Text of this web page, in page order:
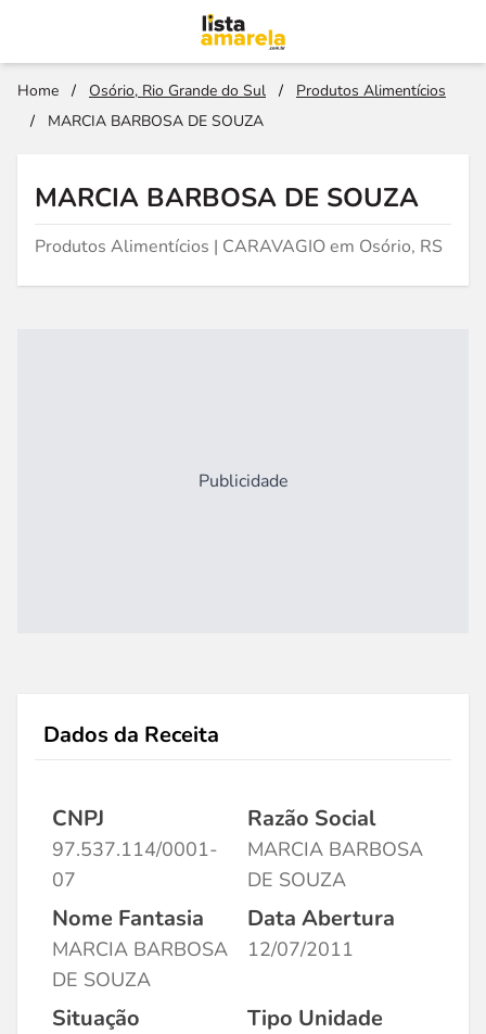
Home / Osório, Rio Grande do Sul /
Produtos Alimentícios
/
MARCIA BARBOSA DE SOUZA
MARCIA BARBOSA DE SOUZA
Produtos Alimentícios | CARAVAGIO em Osório, RS
Publicidade
Dados da Receita
CNPJ
97.537.114/0001-
07
Razão Social
MARCIA BARBOSA
DE SOUZA
Nome Fantasia
MARCIA BARBOSA
DE SOUZA
Data Abertura
12/07/2011
Situação Tipo Unidade